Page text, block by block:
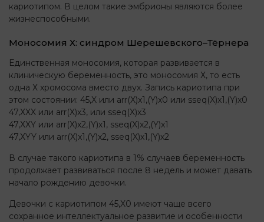
кариотипом. В целом такие эмбрионы являются более
жизнеспособными.
Моносомия Х: синдром Шерешевского–Тёрнера
Единственная моносомия, которая развивается в
клиническую беременность, это моносомия Х, то есть
одна Х хромосома вместо двух. Запись кариотипа при
этом состоянии: 45,X или arr(X)x1,(Y)x0 или sseq(X)x1,(Y)x0
47,ХXX или arr(X)x3, или sseq(X)x3
47,ХXY или arr(X)x2,(Y)х1, sseq(X)x2,(Y)х1
47,ХYY или arr(X)x1,(Y)х2, sseq(X)x1,(Y)х2
В случае такого кариотипа в 1% случаев беременность
продолжает развиваться после 8 недель и может давать
начало рождению девочки.
Девочки с кариотипом 45,X0 имеют чаще всего
сохранное интеллектуальное развитие и особенности